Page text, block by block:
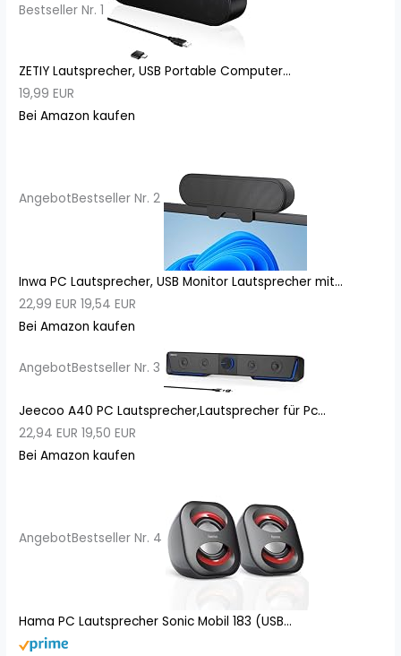
Bestseller Nr. 1
ZETIY Lautsprecher, USB Portable Computer...
19,99 EUR
Bei Amazon kaufen
AngebotBestseller Nr. 2
Inwa PC Lautsprecher, USB Monitor Lautsprecher mit...
22,99 EUR 19,54 EUR
Bei Amazon kaufen
AngebotBestseller Nr. 3
Jeecoo A40 PC Lautsprecher,Lautsprecher für Pc...
22,94 EUR 19,50 EUR
Bei Amazon kaufen
AngebotBestseller Nr. 4
Hama PC Lautsprecher Sonic Mobil 183 (USB...